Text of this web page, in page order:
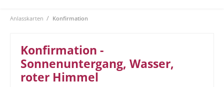
Anlasskarten / Konfirmation
Konfirmation -
Sonnenuntergang, Wasser,
roter Himmel